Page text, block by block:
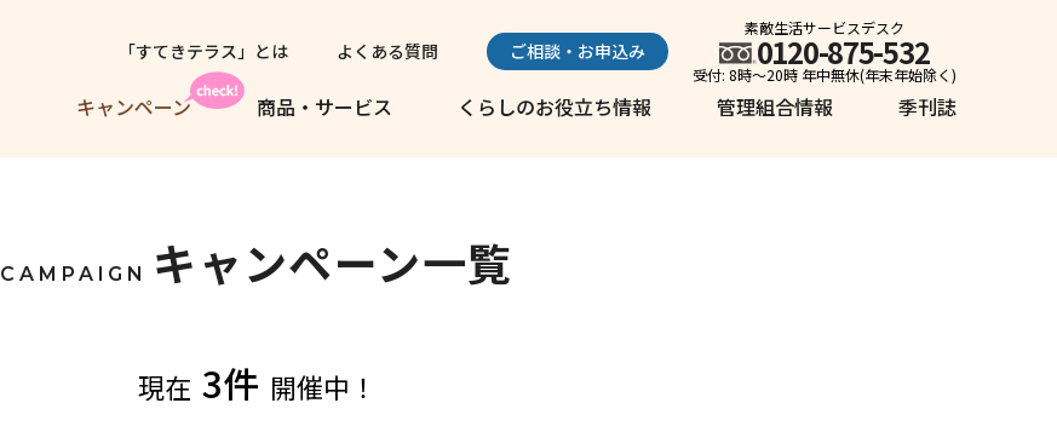
キャンペーン 商品・サービス くらしのお役立ち情報 管理組合情報 季刊誌
「すてきテラス」とは よくある質問 ご相談・お申込み
素敵生活サービスデスク
0120-875-532
受付: 8時～20時 年中無休(年末年始除く)
CAMPAIGN キャンペーン一覧
現在 3件 開催中！